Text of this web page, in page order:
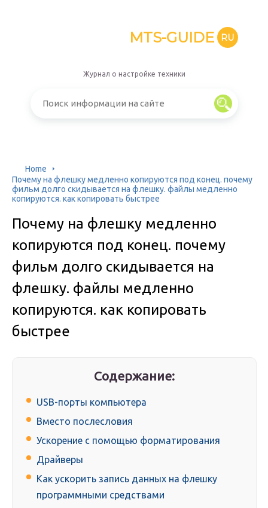
MTS-GUIDE RU
Журнал о настройке техники
Home
Почему на флешку медленно копируются под конец. почему
фильм долго скидывается на флешку. файлы медленно
копируются. как копировать быстрее
Почему на флешку медленно
копируются под конец. почему
фильм долго скидывается на
флешку. файлы медленно
копируются. как копировать
быстрее
Содержание:
USB-порты компьютера
Вместо послесловия
Ускорение с помощью форматирования
Драйверы
Как ускорить запись данных на флешку
программными средствами